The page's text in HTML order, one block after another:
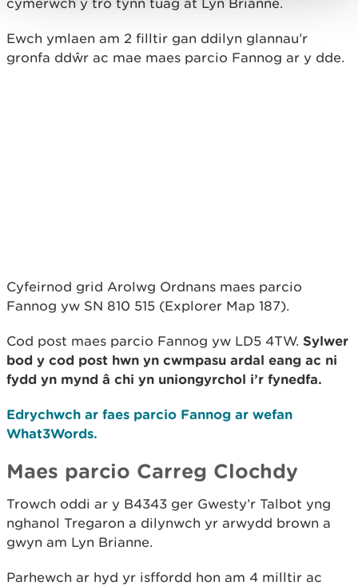
cymerwch y tro tynn tuag at Lyn Brianne.
Ewch ymlaen am 2 filltir gan ddilyn glannau’r
gronfa ddŵr ac mae maes parcio Fannog ar y dde.
Cyfeirnod grid Arolwg Ordnans maes parcio
Fannog yw SN 810 515 (Explorer Map 187).
Cod post maes parcio Fannog yw LD5 4TW. Sylwer
bod y cod post hwn yn cwmpasu ardal eang ac ni
fydd yn mynd â chi yn uniongyrchol i’r fynedfa.
Edrychwch ar faes parcio Fannog ar wefan
What3Words.
Maes parcio Carreg Clochdy
Trowch oddi ar y B4343 ger Gwesty’r Talbot yng
nghanol Tregaron a dilynwch yr arwydd brown a
gwyn am Lyn Brianne.
Parhewch ar hyd yr isffordd hon am 4 milltir ac